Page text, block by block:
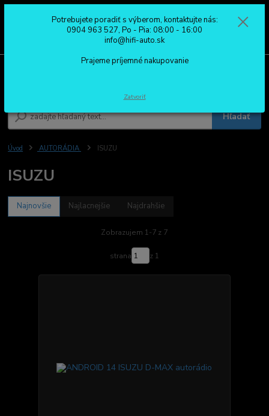
Hľadať
0904 963 527
Po - Pia: 08:00 - 16:00
Úvod AUTORÁDIA ISUZU
ISUZU
Najnovšie Najlacnejšie Najdrahšie
Zobrazujem 1-7 z 7
strana z 1
Potrebujete poradiť s výberom, kontaktujte nás:
0904 963 527, Po - Pia: 08:00 - 16:00
info@hifi-auto.sk
Prajeme príjemné nakupovanie
Zatvoriť